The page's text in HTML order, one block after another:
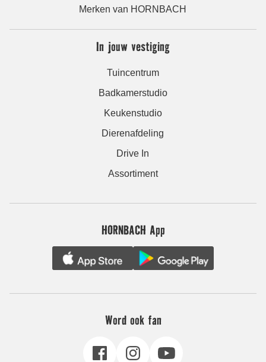
Merken van HORNBACH
In jouw vestiging
Tuincentrum
Badkamerstudio
Keukenstudio
Dierenafdeling
Drive In
Assortiment
HORNBACH App
Word ook fan